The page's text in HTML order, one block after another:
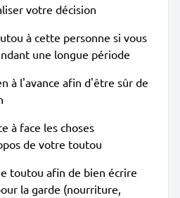
votre décision
à cette personne si vous
une longue période
à l'avance afin d'être sûr de
à face les choses
de votre toutou
toutou afin de bien écrire
la garde (nourriture,